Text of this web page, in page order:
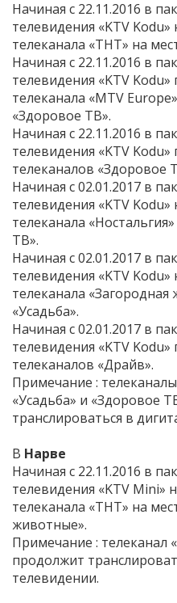
Начиная с 22.11.2016 в
телевидения «KTV Kodu»
телеканала «ТНТ» на
Начиная с 22.11.2016 в
телевидения «KTV
телеканала «MTV
«Здоровое ТВ».
Начиная с 22.11.2016 в
телевидения «KTV
телеканалов «Здоровое
Начиная с 02.01.2017 в
телевидения «KTV Kodu»
телеканала
ТВ».
Начиная с 02.01.2017 в
телевидения «KTV Kodu»
телеканала «Загородная
«Усадьба».
Начиная с 02.01.2017 в
телевидения «KTV
телеканалов «Драйв».
Примечание :
«Усадьба» и «Здоровое
транслироваться в
В Нарве
Начиная с 22.11.2016 в
телевидения «KTV Mini»
телеканала «ТНТ» на
животные».
Примечание :
продолжит
телевидении.